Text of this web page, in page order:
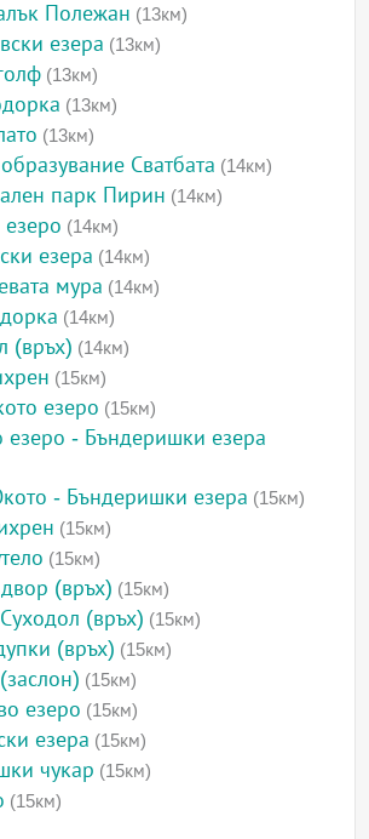
Полежан (13км)
езера (13км)
(13км)
(13км)
(13км)
Сватбата (14км)
парк Пирин (14км)
(14км)
езера (14км)
мура (14км)
(14км)
(връх) (14км)
(15км)
езеро (15км)
езеро - Бъндеришки езера
- Бъндеришки езера (15км)
(15км)
(15км)
(връх) (15км)
(връх) (15км)
(връх) (15км)
(15км)
езеро (15км)
езера (15км)
чукар (15км)
(15км)